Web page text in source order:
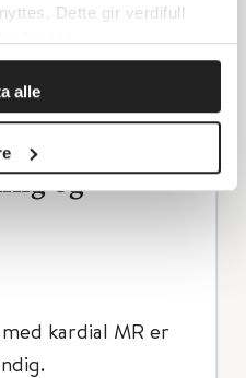
Dette gir verdifull
oss.
alle
foreligger
bør
(se kapittel
).
og
kardial MR er